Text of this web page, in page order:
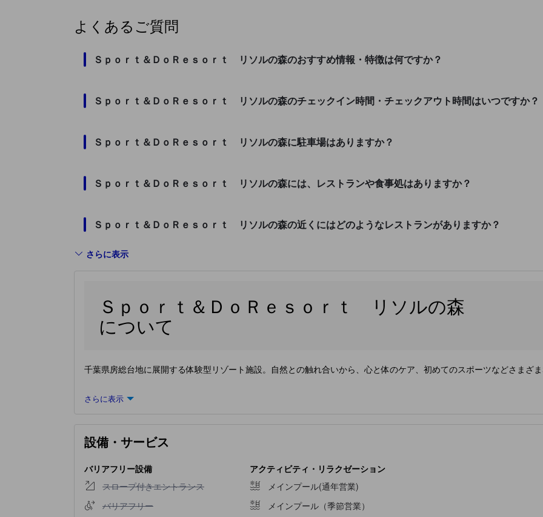
よくあるご質問
Ｓｐｏｒｔ＆ＤｏＲｅｓｏｒｔ リソルの森のおすすめ情報・特徴は何ですか？
Ｓｐｏｒｔ＆ＤｏＲｅｓｏｒｔ リソルの森のチェックイン時間・チェックアウト時間はいつですか？
Ｓｐｏｒｔ＆ＤｏＲｅｓｏｒｔ リソルの森に駐車場はありますか？
Ｓｐｏｒｔ＆ＤｏＲｅｓｏｒｔ リソルの森には、レストランや食事処はありますか？
Ｓｐｏｒｔ＆ＤｏＲｅｓｏｒｔ リソルの森の近くにはどのようなレストランがありますか？
さらに表示
Ｓｐｏｒｔ＆ＤｏＲｅｓｏｒｔ リソルの森
について
千葉県房総台地に展開する体験型リゾート施設。自然との触れ合いから、心と体のケア、初めてのスポーツなどさまざま
さらに表示
設備・サービス
バリアフリー設備
スロープ付きエントランス不可
スロープ付きエントランス
バリアフリー不可
バリアフリー
アクティビティ・リラクゼーション
メインプール(通年営業)
メインプール（季節営業）